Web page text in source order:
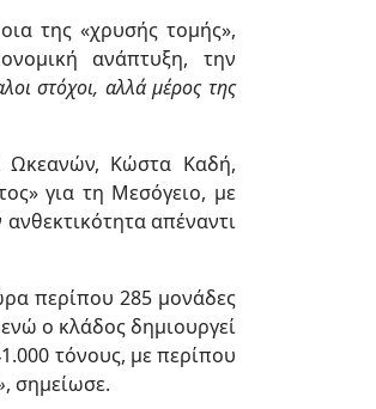
της «χρυσής τομής»,
ανάπτυξη, την
στόχοι, αλλά μέρος της
Ωκεανών, Κώστα Καδή,
για τη Μεσόγειο, με
απέναντι
περίπου 285 μονάδες
ο κλάδος δημιουργεί
τόνους, με περίπου
, σημείωσε.